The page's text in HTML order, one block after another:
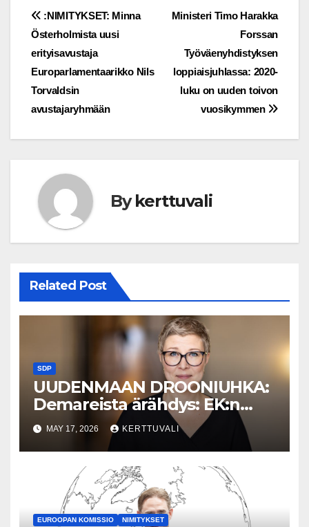
Post
navigation
Ministeri Timo Harakka
Forssan
Työväenyhdistyksen
loppiaisjuhlassa: 2020-
luku on uuden toivon
vuosikymmen
:NIMITYKSET: Minna
Österholmista uusi
erityisavustaja
Europarlamentaarikko Nils
Torvaldsin
avustajaryhmään
Bykerttuvali
Related Post
SDP
UUDENMAAN DROONIUHKA:
Demareista ärähdys: EK:n
linjaus palkatta jättämisestä
drooniuhan aikana on
kohtuuton
MAY 17, 2026 KERTTUVALI
EUROOPAN KOMISSIO NIMITYKSET